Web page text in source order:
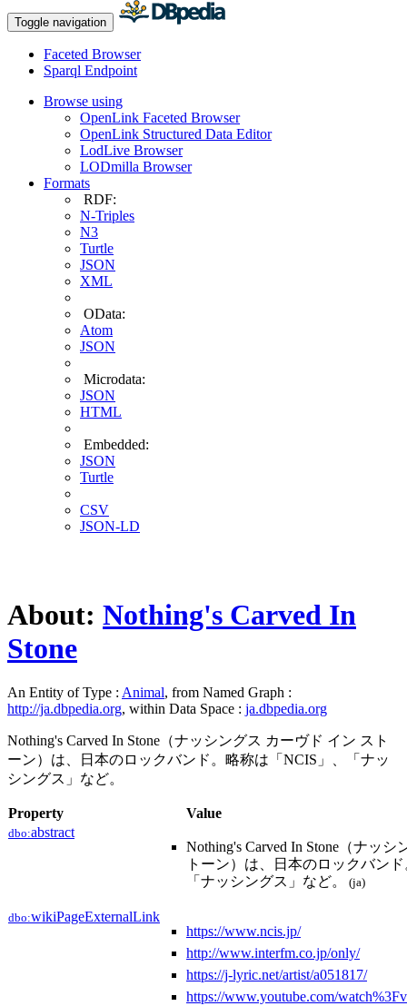
Toggle navigation
Faceted Browser
Sparql Endpoint
Browse using
OpenLink Faceted Browser
OpenLink Structured Data Editor
LodLive Browser
LODmilla Browser
Formats
RDF:
N-Triples
N3
Turtle
JSON
XML
OData:
Atom
JSON
Microdata:
JSON
HTML
Embedded:
JSON
Turtle
CSV
JSON-LD
About: Nothing's Carved In
Stone
An Entity of Type : Animal, from Named Graph :
http://ja.dbpedia.org, within Data Space : ja.dbpedia.org
Nothing's Carved In Stone（ナッシングス カーヴド イン スト
ーン）は、日本のロックバンド。略称は「NCIS」、「ナッ
シングス」など。
Property Value
dbo:abstract
Nothing's Carved In Stone（ナッ
トーン）は、日本のロックバン
「ナッシングス」など。
(ja)
dbo:wikiPageExternalLink
https://www.ncis.jp/
http://www.interfm.co.jp/only/
https://j-lyric.net/artist/a051817/
https://www.youtube.com/